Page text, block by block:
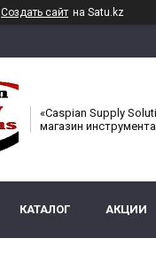
Создать сайт на Satu.kz
«Caspian Supply
магазин инструмента
КАТАЛОГ АКЦИИ